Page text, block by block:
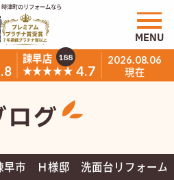
時津町のリフォームなら
諫早店
★★★★★ 4.7
188 2026.08.06
現在
MENU
ログ
早市 Ｈ様邸 洗面台リフォーム